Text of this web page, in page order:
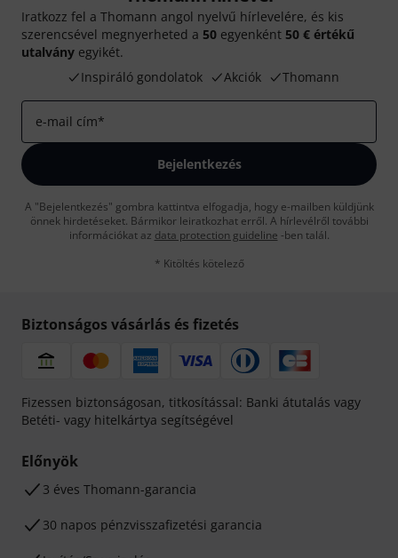
Iratkozz fel a Thomann angol nyelvű hírlevelére, és kis
szerencsével megnyerheted a 50 egyenként 50 € értékű
utalvány egyikét.
Inspiráló gondolatok
Akciók Thomann
e-mail cím*
Bejelentkezés
A "Bejelentkezés" gombra kattintva elfogadja, hogy e-mailben küldjünk
önnek hirdetéseket. Bármikor leiratkozhat erről. A hírlevélről további
információkat az data protection guideline -ben talál.
* Kitöltés kötelező
Biztonságos vásárlás és fizetés
Fizessen biztonságosan, titkosítással: Banki átutalás vagy
Betéti- vagy hitelkártya segítségével
Előnyök
3 éves Thomann-garancia
30 napos pénzvisszafizetési garancia